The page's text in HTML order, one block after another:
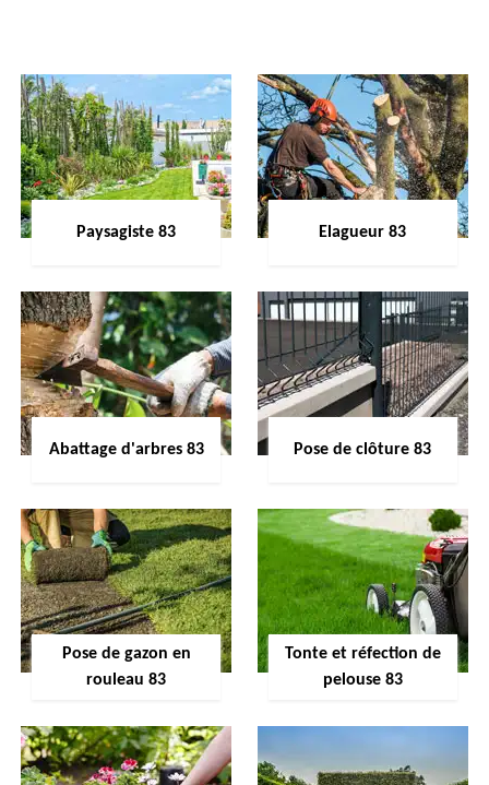
Paysagiste 83 Elagueur 83
Abattage d'arbres 83 Pose de clôture 83
Pose de gazon en
rouleau 83
Tonte et réfection de
pelouse 83